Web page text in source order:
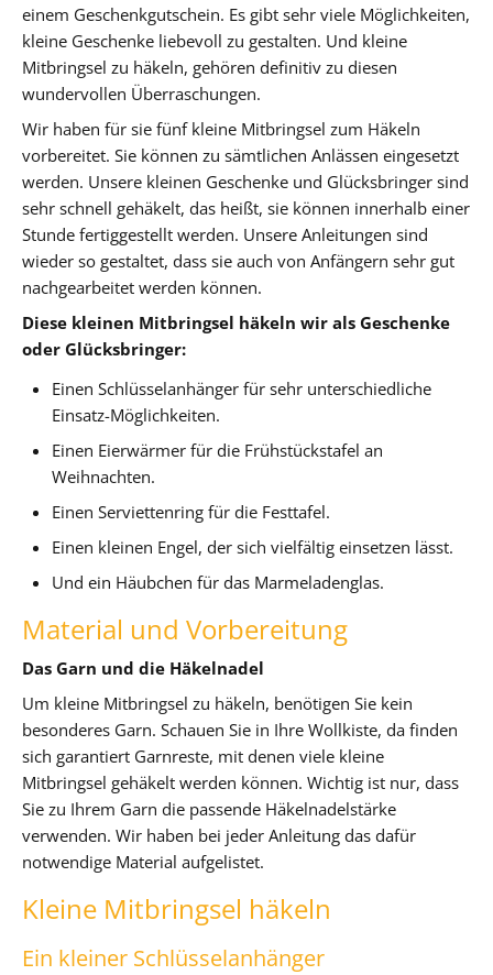
einem Geschenkgutschein. Es gibt sehr viele Möglichkeiten,
kleine Geschenke liebevoll zu gestalten. Und kleine
Mitbringsel zu häkeln, gehören definitiv zu diesen
wundervollen Überraschungen.
Wir haben für sie fünf kleine Mitbringsel zum Häkeln
vorbereitet. Sie können zu sämtlichen Anlässen eingesetzt
werden. Unsere kleinen Geschenke und Glücksbringer sind
sehr schnell gehäkelt, das heißt, sie können innerhalb einer
Stunde fertiggestellt werden. Unsere Anleitungen sind
wieder so gestaltet, dass sie auch von Anfängern sehr gut
nachgearbeitet werden können.
Diese kleinen Mitbringsel häkeln wir als Geschenke
oder Glücksbringer:
Einen Schlüsselanhänger für sehr unterschiedliche
Einsatz-Möglichkeiten.
Einen Eierwärmer für die Frühstückstafel an
Weihnachten.
Einen Serviettenring für die Festtafel.
Einen kleinen Engel, der sich vielfältig einsetzen lässt.
Und ein Häubchen für das Marmeladenglas.
Material und Vorbereitung
Das Garn und die Häkelnadel
Um kleine Mitbringsel zu häkeln, benötigen Sie kein
besonderes Garn. Schauen Sie in Ihre Wollkiste, da finden
sich garantiert Garnreste, mit denen viele kleine
Mitbringsel gehäkelt werden können. Wichtig ist nur, dass
Sie zu Ihrem Garn die passende Häkelnadelstärke
verwenden. Wir haben bei jeder Anleitung das dafür
notwendige Material aufgelistet.
Kleine Mitbringsel häkeln
Ein kleiner Schlüsselanhänger